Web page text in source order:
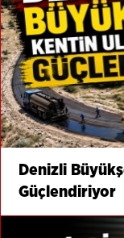
Denizli
Güçlendiriyor